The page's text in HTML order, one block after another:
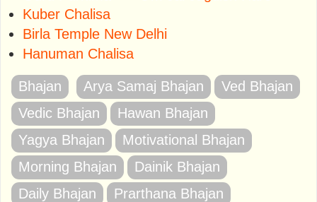
Kuber Chalisa
Birla Temple New Delhi
Hanuman Chalisa
Bhajan Arya Samaj Bhajan
Ved Bhajan
Vedic Bhajan
Hawan Bhajan
Yagya Bhajan
Motivational Bhajan
Morning Bhajan
Dainik Bhajan
Daily Bhajan
Prarthana Bhajan